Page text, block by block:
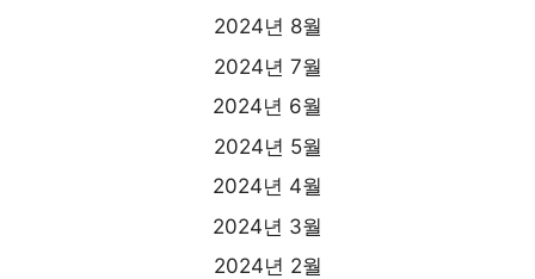
2024년 8월
2024년 7월
2024년 6월
2024년 5월
2024년 4월
2024년 3월
2024년 2월